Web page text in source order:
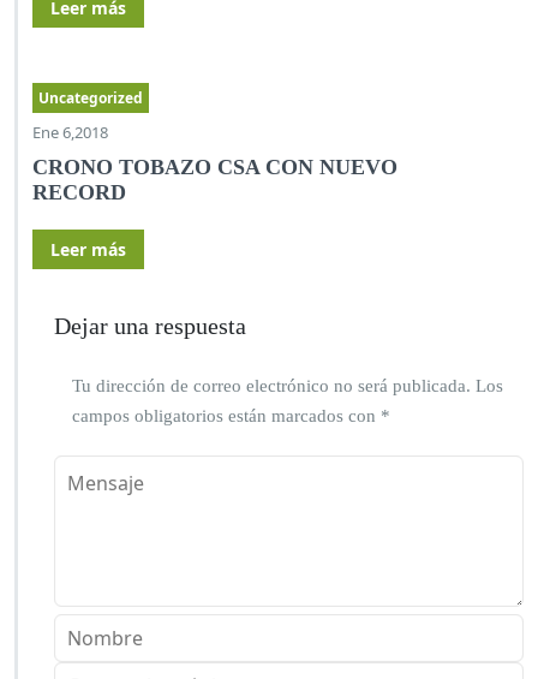
Leer más
Uncategorized
Ene 6,2018
CRONO TOBAZO CSA CON NUEVO
RECORD
Leer más
Dejar una respuesta
Tu dirección de correo electrónico no será publicada. Los
campos obligatorios están marcados con *